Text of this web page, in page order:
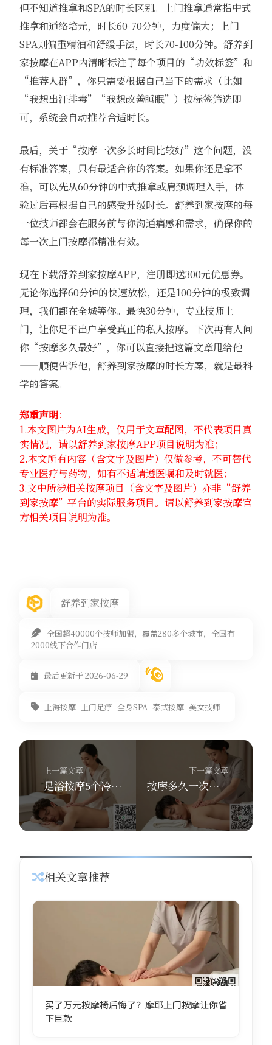
但不知道推拿和SPA的时长区别。上门推拿通常指中式
推拿和通络培元，时长60-70分钟，力度偏大；上门
SPA则偏重精油和舒缓手法，时长70-100分钟。舒养到
家按摩在APP内清晰标注了每个项目的“功效标签”和
“推荐人群”，你只需要根据自己当下的需求（比如
“我想出汗排毒”“我想改善睡眠”）按标签筛选即
可，系统会自动推荐合适时长。
最后，关于“按摩一次多长时间比较好”这个问题，没
有标准答案，只有最适合你的答案。如果你还是拿不
准，可以先从60分钟的中式推拿或肩颈调理入手，体
验过后再根据自己的感受升级时长。舒养到家按摩的每
一位技师都会在服务前与你沟通痛感和需求，确保你的
每一次上门按摩都精准有效。
现在下载舒养到家按摩APP，注册即送300元优惠券。
无论你选择60分钟的快速放松，还是100分钟的极致调
理，我们都在全城等你。最快30分钟，专业技师上
门，让你足不出户享受真正的私人按摩。下次再有人问
你“按摩多久最好”，你可以直接把这篇文章甩给他
——顺便告诉他，舒养到家按摩的时长方案，就是最科
学的答案。
郑重声明：
1.本文图片为AI生成，仅用于文章配图，不代表项目真
实情况，请以舒养到家按摩APP项目说明为准；
2.本文所有内容（含文字及图片）仅做参考，不可替代
专业医疗与药物，如有不适请遵医嘱和及时就医；
3.文中所涉相关按摩项目（含文字及图片）亦非“舒养
到家按摩”平台的实际服务项目。请以舒养到家按摩官
方相关项目说明为准。
舒养到家按摩
全国超40000个技师加盟，覆盖280多个城市，全国有
2000线下合作门店
最后更新于 2026-06-29
上海按摩 上门足疗 全身SPA 泰式按摩 美女技师
上一篇文章
足浴按摩5个冷知识揭秘！舒养到家按摩曝技师培训内幕
下一篇文章
按摩多久一次为宜？舒养到家按摩教你保健与治疗频率对照表
相关文章推荐
买了万元按摩椅后悔了？摩耶上门按摩让你省
下巨款